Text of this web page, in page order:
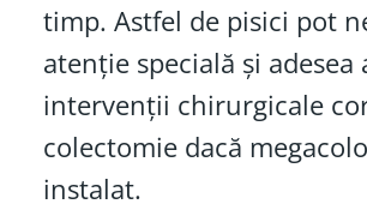
timp. Astfel de pisici pot
atenție specială și adesea
intervenții chirurgicale
colectomie dacă
instalat.